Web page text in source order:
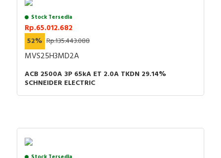
Stock Tersedia
Rp.65.012.682
52% Rp.135.443.088
MVS25H3MD2A
ACB 2500A 3P 65kA ET 2.0A TKDN 29.14%
SCHNEIDER ELECTRIC